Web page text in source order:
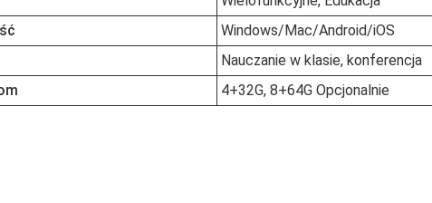
Windows/Mac/Android/iOS
Nauczanie w klasie, konferencja
4+32G, 8+64G Opcjonalnie